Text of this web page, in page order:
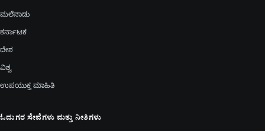
ಮಲೆನಾಡು
ಕರ್ನಾಟಕ
ದೇಶ
ವಿಶ್ವ
ಉಪಯುಕ್ತ ಮಾಹಿತಿ
ಓದುಗರ ಸೇವೆಗಳು ಮತ್ತು ನೀತಿಗಳು